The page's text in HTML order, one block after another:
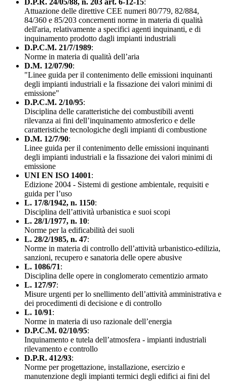
D.P.R. 24/05/88, n. 203 art. 6-12-15:
Attuazione delle direttive CEE numeri 80/779, 82/884,
84/360 e 85/203 concernenti norme in materia di qualità
dell'aria, relativamente a specifici agenti inquinanti, e di
inquinamento prodotto dagli impianti industriali
D.P.C.M. 21/7/1989:
Norme in materia di qualità dell’aria
D.M. 12/07/90:
"Linee guida per il contenimento delle emissioni inquinanti
degli impianti industriali e la fissazione dei valori minimi di
emissione"
D.P.C.M. 2/10/95:
Disciplina delle caratteristiche dei combustibili aventi
rilevanza ai fini dell’inquinamento atmosferico e delle
caratteristiche tecnologiche degli impianti di combustione
D.M. 12/7/90:
Linee guida per il contenimento delle emissioni inquinanti
degli impianti industriali e la fissazione dei valori minimi di
emissione
UNI EN ISO 14001:
Edizione 2004 - Sistemi di gestione ambientale, requisiti e
guida per l’uso
L. 17/8/1942, n. 1150:
Disciplina dell’attività urbanistica e suoi scopi
L. 28/1/1977, n. 10:
Norme per la edificabilità dei suoli
L. 28/2/1985, n. 47:
Norme in materia di controllo dell’attività urbanistico-edilizia,
sanzioni, recupero e sanatoria delle opere abusive
L. 1086/71:
Disciplina delle opere in conglomerato cementizio armato
L. 127/97:
Misure urgenti per lo snellimento dell’attività amministrativa e
dei procedimenti di decisione e di controllo
L. 10/91:
Norme in materia di uso razionale dell’energia
D.P.C.M. 02/10/95:
Inquinamento e tutela dell’atmosfera - impianti industriali
rilevamento e controllo
D.P.R. 412/93:
Norme per progettazione, installazione, esercizio e
manutenzione degli impianti termici degli edifici ai fini del